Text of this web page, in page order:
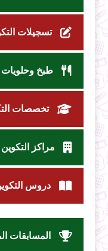
تسجيلات
طبخ وحلويات
تخصصات
مراكز التكوين
دروس
المسابقات